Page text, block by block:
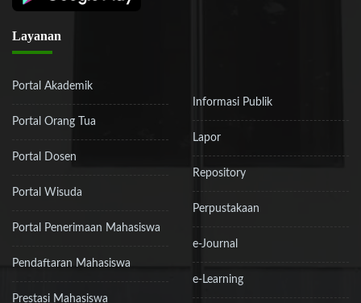
Layanan
Portal Akademik
Portal Orang Tua
Portal Dosen
Portal Wisuda
Portal Penerimaan Mahasiswa
Pendaftaran Mahasiswa
Prestasi Mahasiswa
Informasi Publik
Lapor
Repository
Perpustakaan
e-Journal
e-Learning